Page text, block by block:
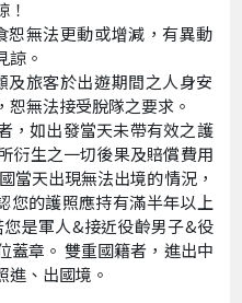
恕無法更動或增減，有異動
諒。
旅客於出遊期間之人身安
無法接受脫隊之要求。
，如出發當天未帶有效之護
衍生之一切後果及賠償費用
當天出現無法出境的情況，
您的護照應持有滿半年以上
是軍人&接近役齡男子&役
蓋章。 雙重國籍者，進出中
進、出國境。